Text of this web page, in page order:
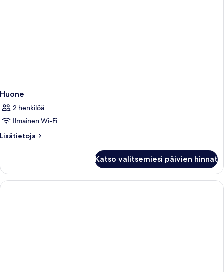
Huone
2 henkilöä
Ilmainen Wi-Fi
Lisätietoja
Lisätietoja
Katso valitsemiesi päivien hinnat